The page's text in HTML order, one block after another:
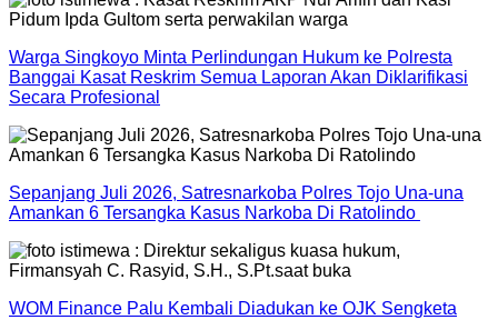
Warga Singkoyo Minta Perlindungan Hukum ke Polresta
Banggai Kasat Reskrim Semua Laporan Akan Diklarifikasi
Secara Profesional
Sepanjang Juli 2026, Satresnarkoba Polres Tojo Una-una
Amankan 6 Tersangka Kasus Narkoba Di Ratolindo
WOM Finance Palu Kembali Diadukan ke OJK Sengketa